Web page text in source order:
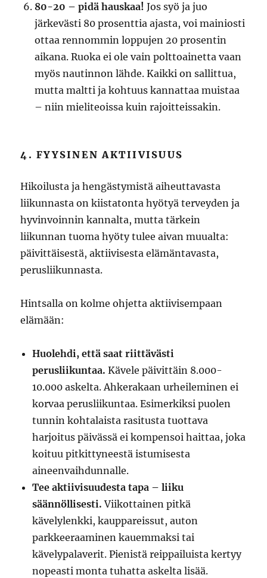
80-20 – pidä hauskaa! Jos syö ja juo
järkevästi 80 prosenttia ajasta, voi mainiosti
ottaa rennommin loppujen 20 prosentin
aikana. Ruoka ei ole vain polttoainetta vaan
myös nautinnon lähde. Kaikki on sallittua,
mutta maltti ja kohtuus kannattaa muistaa
– niin mieliteoissa kuin rajoitteissakin.
4. FYYSINEN AKTIIVISUUS
Hikoilusta ja hengästymistä aiheuttavasta
liikunnasta on kiistatonta hyötyä terveyden ja
hyvinvoinnin kannalta, mutta tärkein
liikunnan tuoma hyöty tulee aivan muualta:
päivittäisestä, aktiivisesta elämäntavasta,
perusliikunnasta.
Hintsalla on kolme ohjetta aktiivisempaan
elämään:
Huolehdi, että saat riittävästi
perusliikuntaa. Kävele päivittäin 8.000-
10.000 askelta. Ahkerakaan urheileminen ei
korvaa perusliikuntaa. Esimerkiksi puolen
tunnin kohtalaista rasitusta tuottava
harjoitus päivässä ei kompensoi haittaa, joka
koituu pitkittyneestä istumisesta
aineenvaihdunnalle.
Tee aktiivisuudesta tapa – liiku
säännöllisesti. Viikottainen pitkä
kävelylenkki, kauppareissut, auton
parkkeeraaminen kauemmaksi tai
kävelypalaverit. Pienistä reippailuista kertyy
nopeasti monta tuhatta askelta lisää.